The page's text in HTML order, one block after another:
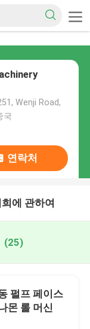
Wenji Road,
국
연락처
에 관하여
(25)
펄프 페이스
몬 롤 머신